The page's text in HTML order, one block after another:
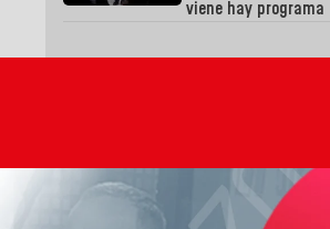
viene hay programa